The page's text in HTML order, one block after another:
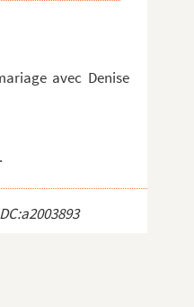
avec Denise
.